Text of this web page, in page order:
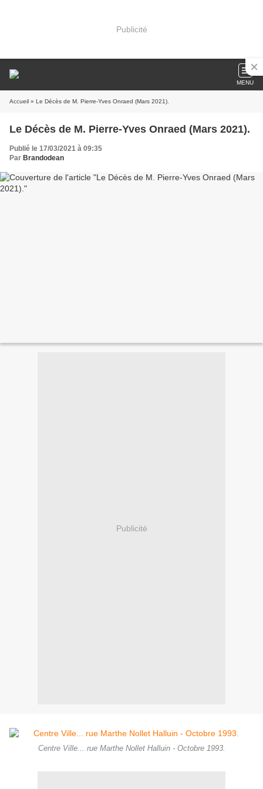
Publicité
MENU
Accueil » Le Décès de M. Pierre-Yves Onraed (Mars 2021).
Le Décès de M. Pierre-Yves Onraed (Mars 2021).
Publié le 17/03/2021 à 09:35
Par Brandodean
Publicité
Centre Ville... rue Marthe Nollet Halluin - Octobre 1993.